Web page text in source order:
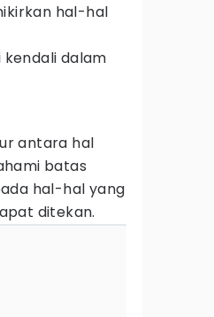
hal-hal
dalam
antara hal
batas
hal-hal yang
ditekan.